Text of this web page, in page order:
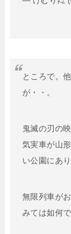
ところで。
が・・。
鬼滅の刃の
気実車が山
い公園にあ
無限列車が
みては如何